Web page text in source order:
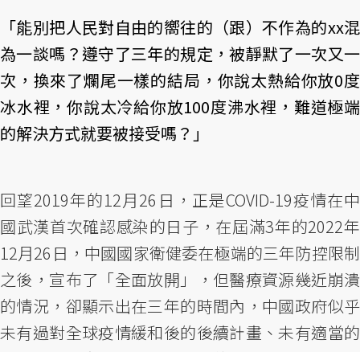
「能別把人民對自由的嚮往的（跟）不作為的xx混
為一談嗎？遵守了三年的規定，被靜默了一次又一
次，換來了爛尾一樣的結局，你說太熱給你放0度
冰水裡，你說太冷給你放100度沸水裡，難道極端
的解決方式就要被接受嗎？」
回望2019年的12月26日，正是COVID-19疫情在中
國武漢首次確認感染的日子，在屆滿3年的2022年
12月26日，中國國家衛健委在極端的三年防控限制
之後，宣布了「全面放開」，但醫療資源幾近崩潰
的情況，卻顯示出在三年的時間內，中國政府似乎
未有過對全球疫情緩和後的後續計畫、未有適當的